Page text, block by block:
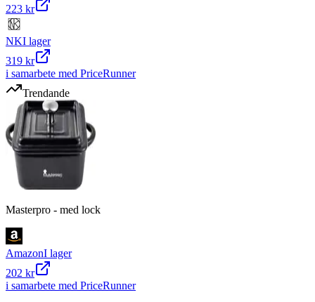
223 kr
NKI lager
319 kr
i samarbete med PriceRunner
Trendande
Masterpro - med lock
AmazonI lager
202 kr
i samarbete med PriceRunner